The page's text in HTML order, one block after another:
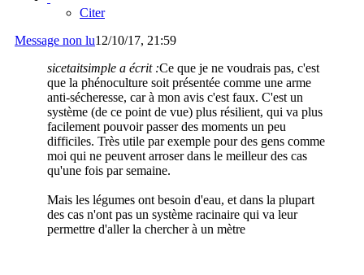
Citer
Message non lu12/10/17, 21:59
sicetaitsimple a écrit :Ce que je ne voudrais pas, c'est
que la phénoculture soit présentée comme une arme
anti-sécheresse, car à mon avis c'est faux. C'est un
système (de ce point de vue) plus résilient, qui va plus
facilement pouvoir passer des moments un peu
difficiles. Très utile par exemple pour des gens comme
moi qui ne peuvent arroser dans le meilleur des cas
qu'une fois par semaine.
Mais les légumes ont besoin d'eau, et dans la plupart
des cas n'ont pas un système racinaire qui va leur
permettre d'aller la chercher à un mètre